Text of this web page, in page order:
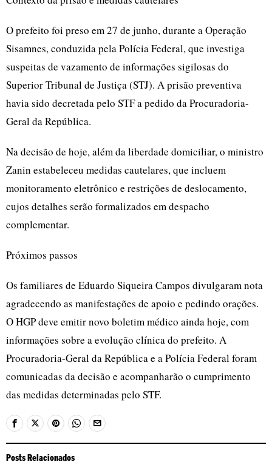
O prefeito foi preso em 27 de junho, durante a Operação
Sisamnes, conduzida pela Polícia Federal, que investiga
suspeitas de vazamento de informações sigilosas do
Superior Tribunal de Justiça (STJ). A prisão preventiva
havia sido decretada pelo STF a pedido da Procuradoria-
Geral da República.
Na decisão de hoje, além da liberdade domiciliar, o ministro
Zanin estabeleceu medidas cautelares, que incluem
monitoramento eletrônico e restrições de deslocamento,
cujos detalhes serão formalizados em despacho
complementar.
Próximos passos
Os familiares de Eduardo Siqueira Campos divulgaram nota
agradecendo as manifestações de apoio e pedindo orações.
O HGP deve emitir novo boletim médico ainda hoje, com
informações sobre a evolução clínica do prefeito. A
Procuradoria-Geral da República e a Polícia Federal foram
comunicadas da decisão e acompanharão o cumprimento
das medidas determinadas pelo STF.
Posts Relacionados